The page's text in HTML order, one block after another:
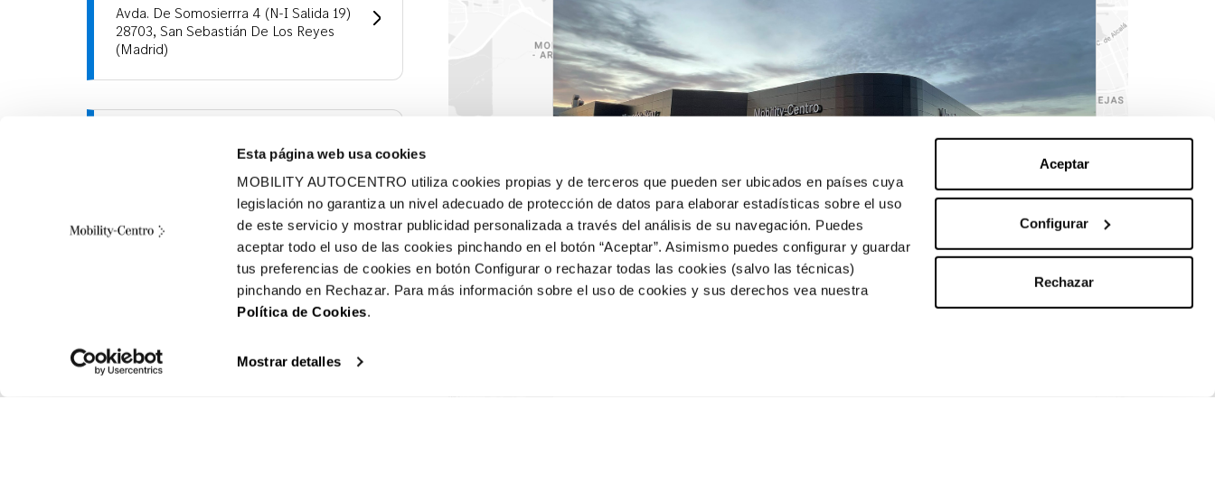
Esta página web usa cookies
MOBILITY AUTOCENTRO utiliza cookies propias y de terceros que pueden ser ubicados en países cuya
legislación no garantiza un nivel adecuado de protección de datos para elaborar estadísticas sobre el uso
de este servicio y mostrar publicidad personalizada a través del análisis de su navegación. Puedes
aceptar todo el uso de las cookies pinchando en el botón “Aceptar”. Asimismo puedes configurar y guardar
tus preferencias de cookies en botón Configurar o rechazar todas las cookies (salvo las técnicas)
pinchando en Rechazar. Para más información sobre el uso de cookies y sus derechos vea nuestra
Política de Cookies.
Mostrar detalles
Aceptar
Configurar
Rechazar
Avda. De Somosierrra 4 (N-I Salida 19)
28703, San Sebastián De Los Reyes
(Madrid)
28806, Alcalá De Henares (Madrid)
Pol.Ind. Europolis, Ctra. El Escorial km 2,2,
Leganés